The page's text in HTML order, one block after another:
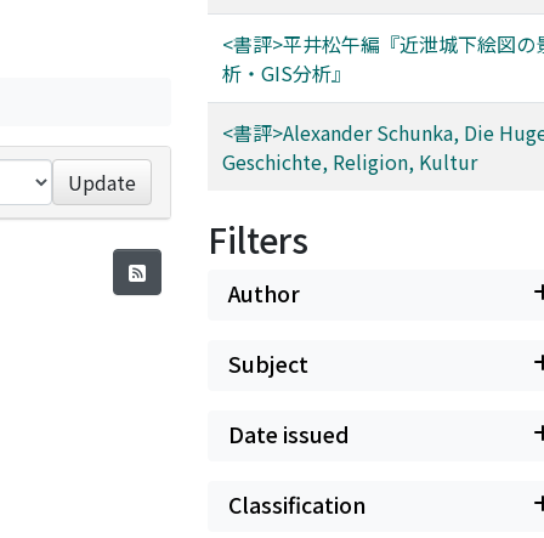
Update
<書評>平井松午編『近泄城下絵図の
析・GIS分析』
<書評>Alexander Schunka, Die
Geschichte, Religion, Kultur
Filters
Author
Subject
Date issued
Classification